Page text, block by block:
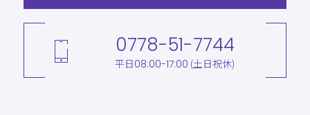
0778-51-7744
平日08:00-17:00 (土日祝休)